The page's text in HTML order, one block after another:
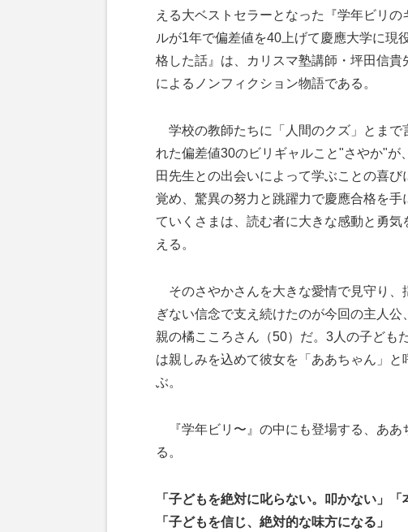
える大ベストセラーとなった『学年ビリの
ルが1年で偏差値を40上げて慶應大学に現
格した話』は、カリスマ塾講師・坪田信貴
によるノンフィクション物語である。
学校の教師たちに「人間のクズ」とまで
れた偏差値30のビリギャルこと"さやか"が
田先生との出会いによって学ぶことの喜び
覚め、驚異の努力と跳躍力で慶應合格を手
ていくさまは、読む者に大きな感動と勇気
える。
そのさやかさんを大きな愛情で見守り、
ぎない信念で支え続けたのが今回の主人公
親の橘こころさん（50）だ。3人の子ども
は親しみを込めて彼女を「ああちゃん」と
ぶ。
『学年ビリ〜』の中にも登場する、ああ
る。
「子どもを絶対に叱らない。叩かない」
「子どもを信じ、絶対的な味方になる」